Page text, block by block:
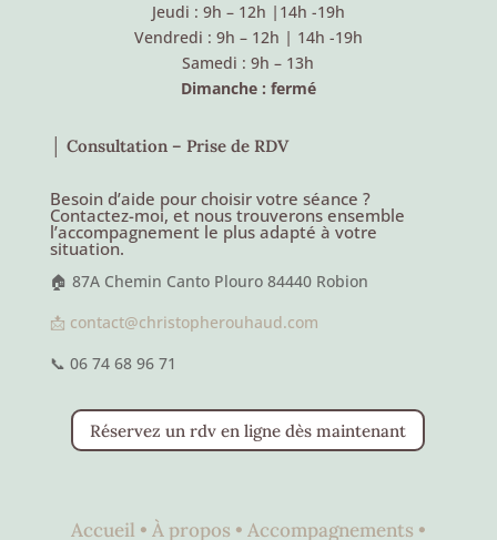
Jeudi : 9h – 12h | 14h -19h
Vendredi : 9h – 12h | 14h -19h
Samedi : 9h – 13h
Dimanche : fermé
│ Consultation – Prise de RDV
Besoin d’aide pour choisir votre séance ?
Contactez-moi, et nous trouverons ensemble
l’accompagnement le plus adapté à votre
situation.
🏠 87A Chemin Canto Plouro 84440 Robion
📩 contact@christopherouhaud.com
📞 06 74 68 96 71
Réservez un rdv en ligne dès maintenant
Accueil • À propos • Accompagnements •